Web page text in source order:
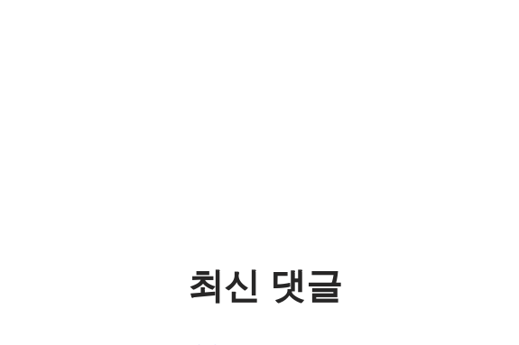
최신 댓글